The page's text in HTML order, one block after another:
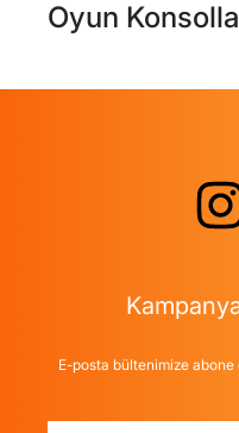
Oyun
E-posta bültenimize abone